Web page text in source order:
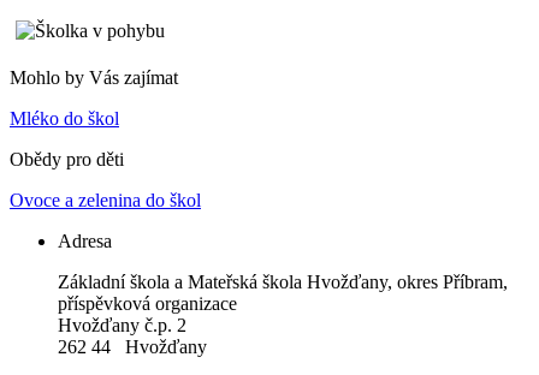
Mohlo by Vás zajímat
Mléko do škol
Obědy pro děti
Ovoce a zelenina do škol
Adresa
Základní škola a Mateřská škola Hvožďany, okres Příbram,
příspěvková organizace
Hvožďany č.p. 2
262 44 Hvožďany